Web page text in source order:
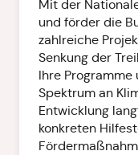
Mit der
und förder die
zahlreiche
Senkung der
Ihre
Spektrum an
Entwicklung
konkreten